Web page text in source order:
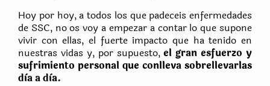
Hoy por hoy, a todos los que padeceis enfermedades
de SSC, no os voy a empezar a contar lo que supone
vivir con ellas, el fuerte impacto que ha tenido en
nuestras vidas y, por supuesto,el gran esfuerzo y
sufrimiento personal que conlleva sobrellevarlas
dìa a dìa.